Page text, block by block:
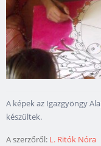
A képek az Igazgyöngy
készültek.
A szerzőről: L. Ritók Nóra